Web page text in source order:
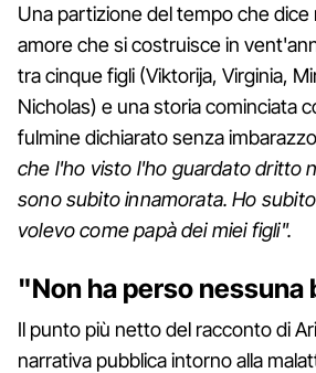
Una partizione del tempo che dice
amore che si costruisce in
tra cinque figli (Viktorija, Virginia,
Nicholas) e una storia cominciata
fulmine dichiarato senza
che l'ho visto l'ho guardato dritto
sono subito innamorata. Ho
volevo come papà dei miei figli".
"Non ha perso nessuna
Il punto più netto del racconto di
narrativa pubblica intorno alla